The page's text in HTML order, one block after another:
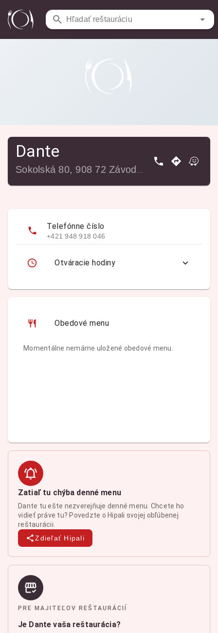
Hľadať reštauráciu
Reštaurácie /
Dante
Telefónne číslo
+421 948 918 046
Otváracie hodiny
Obedové menu
Momentálne nemáme uložené obedové menu.
Zatiaľ tu chýba denné menu
Dante tu ešte nezverejňuje denné menu. Chcete ho
vidieť práve tu? Povedzte o Hipali svojej obľúbenej
reštaurácii.
Zdieľať Hipali
PRE MAJITEĽOV REŠTAURÁCIÍ
Je Dante vaša reštaurácia?